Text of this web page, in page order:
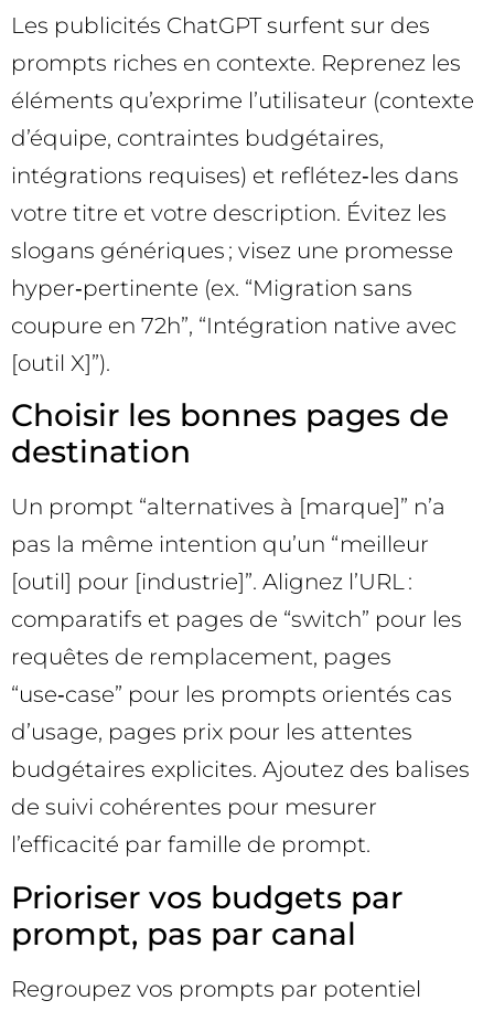
Les publicités ChatGPT surfent sur des
prompts riches en contexte. Reprenez les
éléments qu’exprime l’utilisateur (contexte
d’équipe, contraintes budgétaires,
intégrations requises) et reflétez‑les dans
votre titre et votre description. Évitez les
slogans génériques ; visez une promesse
hyper‑pertinente (ex. “Migration sans
coupure en 72h”, “Intégration native avec
[outil X]”).
Choisir les bonnes pages de
destination
Un prompt “alternatives à [marque]” n’a
pas la même intention qu’un “meilleur
[outil] pour [industrie]”. Alignez l’URL :
comparatifs et pages de “switch” pour les
requêtes de remplacement, pages
“use‑case” pour les prompts orientés cas
d’usage, pages prix pour les attentes
budgétaires explicites. Ajoutez des balises
de suivi cohérentes pour mesurer
l’efficacité par famille de prompt.
Prioriser vos budgets par
prompt, pas par canal
Regroupez vos prompts par potentiel